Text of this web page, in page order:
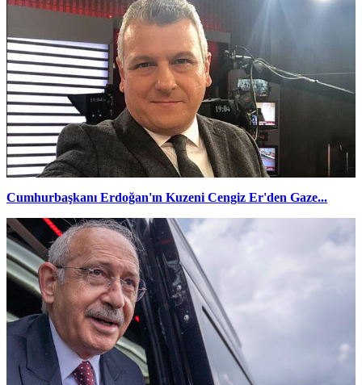
Cumhurbaşkanı Erdoğan'ın Kuzeni Cengiz Er'den Gaze...